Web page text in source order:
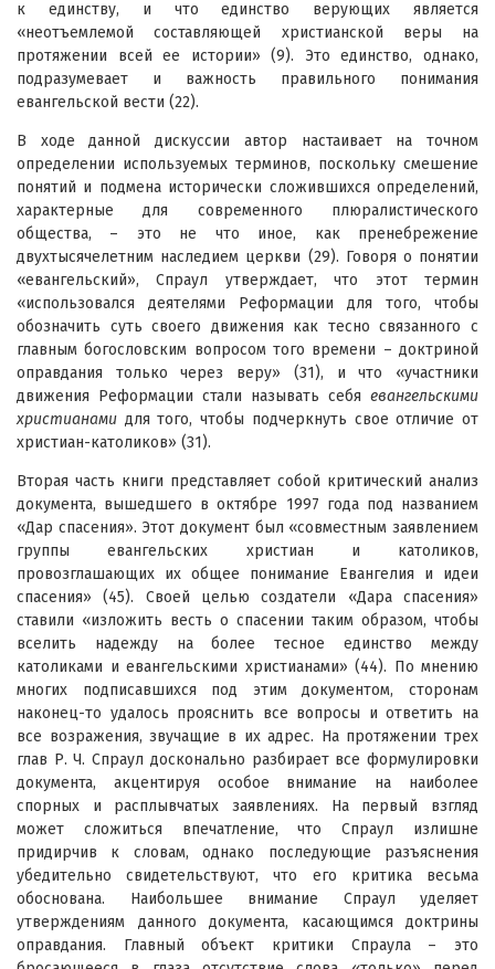
к единству, и что единство верующих является
«неотъемлемой составляющей христианской веры на
протяжении всей ее истории» (9). Это единство, однако,
подразумевает и важность правильного понимания
евангельской вести (22).
В ходе данной дискуссии автор настаивает на точном
определении используемых терминов, поскольку смешение
понятий и подмена исторически сложившихся определений,
характерные для современного плюралистического
общества, – это не что иное, как пренебрежение
двухтысячелетним наследием церкви (29). Говоря о понятии
«евангельский», Спраул утверждает, что этот термин
«использовался деятелями Реформации для того, чтобы
обозначить суть своего движения как тесно связанного с
главным богословским вопросом того времени – доктриной
оправдания только через веру» (31), и что «участники
движения Реформации стали называть себя евангельскими
христианами для того, чтобы подчеркнуть свое отличие от
христиан-католиков» (31).
Вторая часть книги представляет собой критический анализ
документа, вышедшего в октябре 1997 года под названием
«Дар спасения». Этот документ был «совместным заявлением
группы евангельских христиан и католиков,
провозглашающих их общее понимание Евангелия и идеи
спасения» (45). Своей целью создатели «Дара спасения»
ставили «изложить весть о спасении таким образом, чтобы
вселить надежду на более тесное единство между
католиками и евангельскими христианами» (44). По мнению
многих подписавшихся под этим документом, сторонам
наконец-то удалось прояснить все вопросы и ответить на
все возражения, звучащие в их адрес. На протяжении трех
глав Р. Ч. Спраул досконально разбирает все формулировки
документа, акцентируя особое внимание на наиболее
спорных и расплывчатых заявлениях. На первый взгляд
может сложиться впечатление, что Спраул излишне
придирчив к словам, однако последующие разъяснения
убедительно свидетельствуют, что его критика весьма
обоснована. Наибольшее внимание Спраул уделяет
утверждениям данного документа, касающимся доктрины
оправдания. Главный объект критики Спраула – это